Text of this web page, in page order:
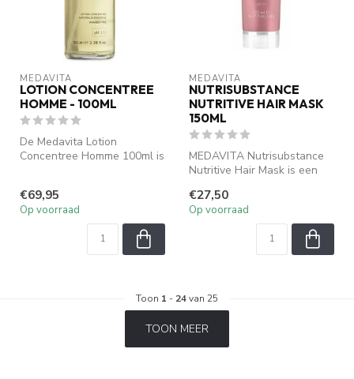
MEDAVITA
LOTION CONCENTREE
HOMME - 100ML
De Medavita Lotion
Concentree Homme 100ml is
€69,95
Op voorraad
MEDAVITA
NUTRISUBSTANCE
NUTRITIVE HAIR MASK
150ML
MEDAVITA Nutrisubstance
Nutritive Hair Mask is een
haarmasker ...
€27,50
Op voorraad
Toon 1 - 24van 25
TOON MEER